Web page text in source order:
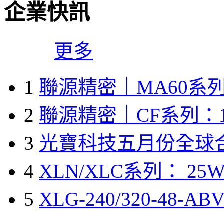
企業快訊
更多
1 聯源精密｜MA60系
2 聯源精密｜CF系列：
3 光寶科技五月份全球
4 XLN/XLC系列：
5 XLG-240/320-48-